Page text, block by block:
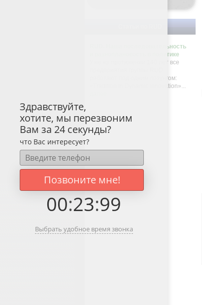
RUD. Наша последовательность
и разноплановость в политике
Уже на протяжении 140 лет все
работают под одним лозунгом:
«Tradition in Dynamic Innovation»...
Здравствуйте,
хотите, мы перезвоним
Вам за 24 секунды?
что Вас интересует?
Позвоните мне!
00:23:99
Выбрать удобное время звонка